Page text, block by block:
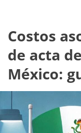
Costos
de acta
México: